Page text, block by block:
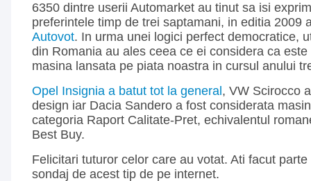
6350 dintre userii Automarket au tinut sa isi
preferintele timp de trei saptamani, in editia 2009
Autovot. In urma unei logici perfect democratice,
din Romania au ales ceea ce ei considera ca
masina lansata pe piata noastra in cursul anului
Opel Insignia a batut tot la general , VW Scirocco
design iar Dacia Sandero a fost considerata
categoria Raport Calitate-Pret, echivalentul
Best Buy.
Felicitari tuturor celor care au votat. Ati facut
sondaj de acest tip de pe internet.